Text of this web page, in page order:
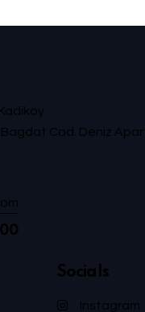
Cad. Deniz
Socials
Instagram